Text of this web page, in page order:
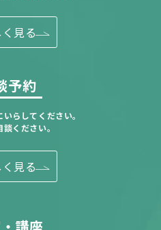
見る
予約
らしてください。
ください。
見る